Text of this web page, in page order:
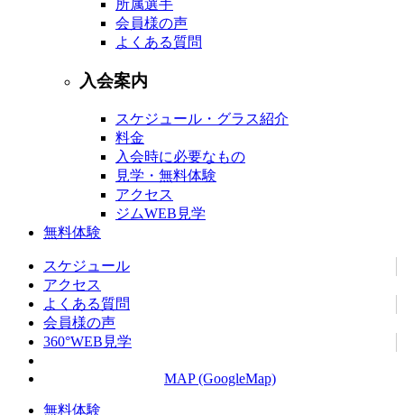
所属選手
会員様の声
よくある質問
入会案内
スケジュール・グラス紹介
料金
入会時に必要なもの
見学・無料体験
アクセス
ジムWEB見学
無料体験
スケジュール
アクセス
よくある質問
会員様の声
360°WEB見学
MAP (GoogleMap)
無料体験